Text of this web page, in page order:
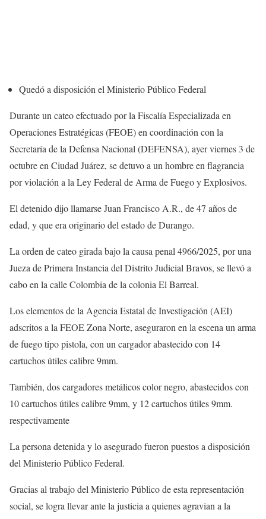
Quedó a disposición el Ministerio Público Federal
Durante un cateo efectuado por la Fiscalía Especializada en
Operaciones Estratégicas (FEOE) en coordinación con la
Secretaría de la Defensa Nacional (DEFENSA), ayer viernes 3 de
octubre en Ciudad Juárez, se detuvo a un hombre en flagrancia
por violación a la Ley Federal de Arma de Fuego y Explosivos.
El detenido dijo llamarse Juan Francisco A.R., de 47 años de
edad, y que era originario del estado de Durango.
La orden de cateo girada bajo la causa penal 4966/2025, por una
Jueza de Primera Instancia del Distrito Judicial Bravos, se llevó a
cabo en la calle Colombia de la colonia El Barreal.
Los elementos de la Agencia Estatal de Investigación (AEI)
adscritos a la FEOE Zona Norte, aseguraron en la escena un arma
de fuego tipo pistola, con un cargador abastecido con 14
cartuchos útiles calibre 9mm.
También, dos cargadores metálicos color negro, abastecidos con
10 cartuchos útiles calibre 9mm, y 12 cartuchos útiles 9mm.
respectivamente
La persona detenida y lo asegurado fueron puestos a disposición
del Ministerio Público Federal.
Gracias al trabajo del Ministerio Público de esta representación
social, se logra llevar ante la justicia a quienes agravian a la